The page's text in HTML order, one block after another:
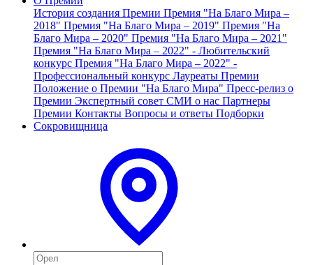
История создания Премии Премия "На Благо Мира –
2018" Премия "На Благо Мира – 2019" Премия "На
Благо Мира – 2020" Премия "На Благо Мира – 2021"
Премия "На Благо Мира – 2022" - Любительский
конкурс Премия "На Благо Мира – 2022" -
Профессиональный конкурс Лауреаты Премии
Положение о Премии "На Благо Мира" Пресс-релиз о
Премии Экспертный совет СМИ о нас Партнеры
Премии Контакты Вопросы и ответы Подборки
Сокровищница